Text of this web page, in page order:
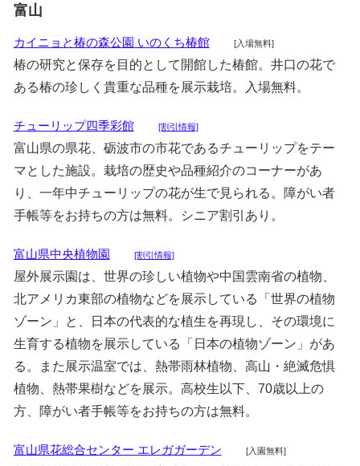
富山
カイニョと椿の森公園 いのくち椿館 [入場無料]
椿の研究と保存を目的として開館した椿館。井口の花で
ある椿の珍しく貴重な品種を展示栽培。入場無料。
チューリップ四季彩館 [割引情報]
富山県の県花、砺波市の市花であるチューリップをテー
マとした施設。栽培の歴史や品種紹介のコーナーがあ
り、一年中チューリップの花が生で見られる。障がい者
手帳等をお持ちの方は無料。シニア割引あり。
富山県中央植物園 [割引情報]
屋外展示園は、世界の珍しい植物や中国雲南省の植物、
北アメリカ東部の植物などを展示している「世界の植物
ゾーン」と、日本の代表的な植生を再現し、その環境に
生育する植物を展示している「日本の植物ゾーン」があ
る。また展示温室では、熱帯雨林植物、高山・絶滅危惧
植物、熱帯果樹などを展示。高校生以下、70歳以上の
方、障がい者手帳等をお持ちの方は無料。
富山県花総合センター エレガガーデン [入園無料]